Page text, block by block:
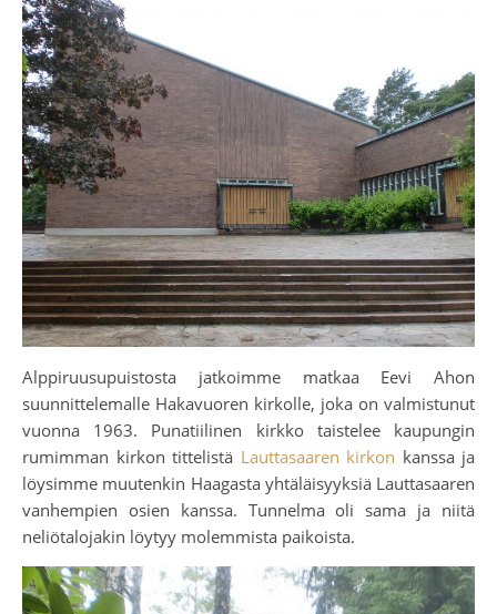
Alppiruusupuistosta jatkoimme matkaa Eevi Ahon
suunnittelemalle Hakavuoren kirkolle, joka on valmistunut
vuonna 1963. Punatiilinen kirkko taistelee kaupungin
rumimman kirkon tittelistä Lauttasaaren kirkon kanssa ja
löysimme muutenkin Haagasta yhtäläisyyksiä Lauttasaaren
vanhempien osien kanssa. Tunnelma oli sama ja niitä
neliötalojakin löytyy molemmista paikoista.